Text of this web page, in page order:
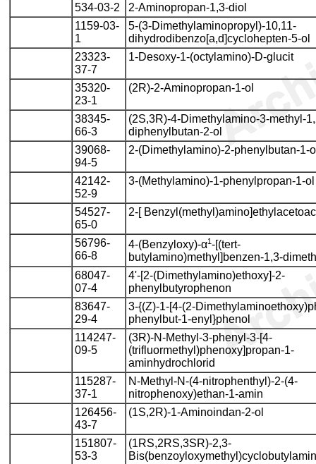
534-03-2
2-Aminopropan-1,3-diol
1159-03-
1
5-(3-Dimethylaminopropyl)-10,11-
dihydrodibenzo[a,d]cyclohepten-5-ol
23323-
37-7
1-Desoxy-1-(octylamino)-D-glucit
35320-
23-1
(2R)-2-Aminopropan-1-ol
38345-
66-3
(2S,3R)-4-Dimethylamino-3-methyl-
diphenylbutan-2-ol
39068-
94-5
2-(Dimethylamino)-2-phenylbutan-1-
42142-
52-9
3-(Methylamino)-1-phenylpropan-1-ol
54527-
65-0
2-[
56796-
66-8
4-(Benzyloxy)-α1-[(tert-
butylamino)methyl]benzen-1,3-
68047-
07-4
4'-[2-(Dimethylamino)ethoxy]-2-
phenylbutyrophenon
83647-
29-4
3-{(Z)-1-[4-(2-
phenylbut-1-enyl}phenol
114247-
09-5
(3R)-N-Methyl-3-phenyl-3-[4-
(trifluormethyl)phenoxy]propan-1-
aminhydrochlorid
115287-
37-1
N-Methyl-N-(4-nitrophenthyl)-2-(4-
nitrophenoxy)ethan-1-amin
126456-
43-7
(1S,2R)-1-Aminoindan-2-ol
151807-
53-3
(1RS,2RS,3SR)-2,3-
Bis(benzoyloxymethyl)cyclobutylamin